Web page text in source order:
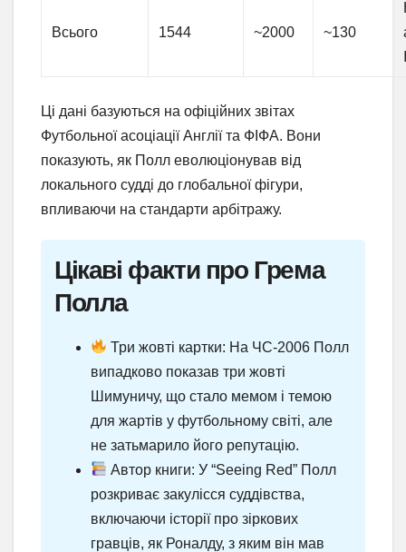
Всього 1544 ~2000 ~130
Ці дані базуються на офіційних звітах
Футбольної асоціації Англії та ФІФА. Вони
показують, як Полл еволюціонував від
локального судді до глобальної фігури,
впливаючи на стандарти арбітражу.
Цікаві факти про Грема
Полла
Три жовті картки: На ЧС-2006 Полл
випадково показав три жовті
Шимуничу, що стало мемом і темою
для жартів у футбольному світі, але
не затьмарило його репутацію.
Автор книги: У “Seeing Red” Полл
розкриває закулісся суддівства,
включаючи історії про зіркових
гравців, як Роналду, з яким він мав